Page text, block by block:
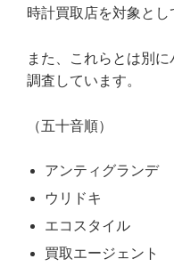
時計買取店を対象とし
また、これらとは別
調査しています。
（五十音順）
アンティグランデ
ウリドキ
エコスタイル
買取エージェント